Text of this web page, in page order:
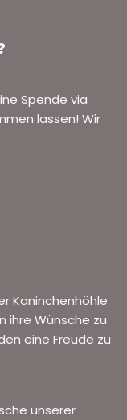
Spende via
lassen! Wir
Kaninchenhöhle
ihre Wünsche zu
eine Freude zu
unserer